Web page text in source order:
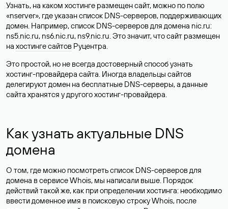
Узнать, на каком хостинге размещен сайт, можно по полю
«nserver», где указан список DNS-серверов, поддерживающих
домен. Например, список DNS-серверов для домена nic.ru:
ns5.nic.ru, ns6.nic.ru, ns9.nic.ru. Это значит, что сайт размещен
на хостинге сайтов Руцентра.
Это простой, но не всегда достоверный способ узнать
хостинг-провайдера сайта. Иногда владельцы сайтов
делегируют домен на бесплатные DNS-серверы, а данные
сайта хранятся у другого хостинг-провайдера.
Как узнать актуальные DNS
домена
О том, где можно посмотреть список DNS-серверов для
домена в сервисе Whois, мы написали выше. Порядок
действий такой же, как при определении хостинга: необходимо
ввести доменное имя в поисковую строку Whois, после